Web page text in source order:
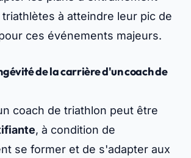
à atteindre leur pic de
ces événements majeurs.
de la carrière d'un coach de
coach de triathlon peut être
, à condition de
se former et de s'adapter aux